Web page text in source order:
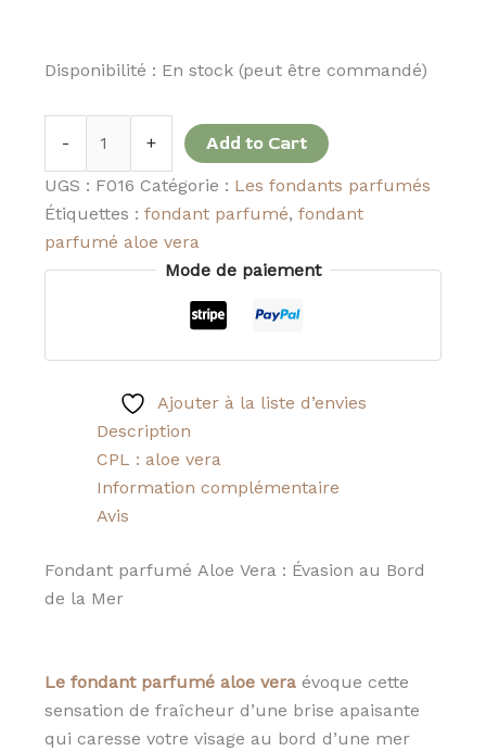
Disponibilité : En stock (peut être commandé)
- + Add to Cart
UGS : F016 Catégorie : Les fondants parfumés
Étiquettes : fondant parfumé, fondant
parfumé aloe vera
Mode de paiement
Ajouter à la liste d’envies
Description
CPL : aloe vera
Information complémentaire
Avis
Fondant parfumé Aloe Vera : Évasion au Bord
de la Mer
Le fondant parfumé aloe veraévoque cette
sensation de fraîcheur d’une brise apaisante
qui caresse votre visage au bord d’une mer